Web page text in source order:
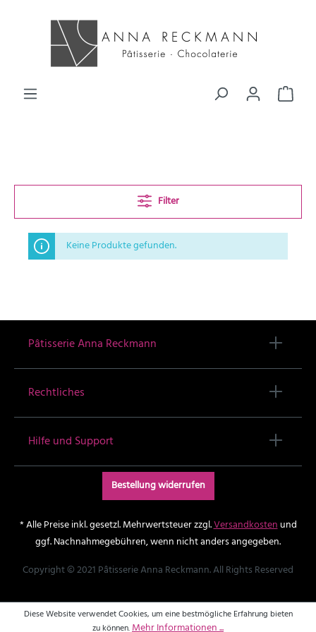
Filter
Keine Produkte gefunden.
Pâtisserie Anna Reckmann
Rechtliches
Hilfe und Support
Bestellung widerrufen
* Alle Preise inkl. gesetzl. Mehrwertsteuer zzgl.Versandkostenund
ggf. Nachnahmegebühren, wenn nicht anders angegeben.
Copyright © 2021 Pâtisserie Anna Reckmann. All Rights Reserved
Diese Website verwendet Cookies, um eine bestmögliche Erfahrung bieten
zu können.Mehr Informationen ...